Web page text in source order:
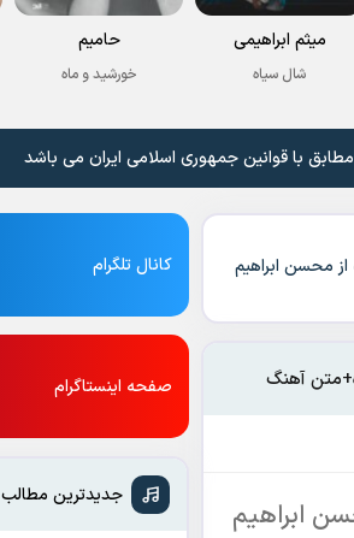
میثم ابراهیمی
شال سیاه
حامیم
خورشید و ماه
با قوانین جمهوری اسلامی ایران می باشد
محسن ابراهیم
آهنگ
ابراهیم
کانال تلگرام
صفحه اینستاگرام
جدیدترین مطالب